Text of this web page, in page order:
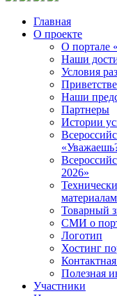
Главная
О проекте
О портале
Наши
Условия
Наши
Партнеры
Истории
2026»
материалам
Товарный
СМИ о
Логотип
Хостинг
Полезная
Участники